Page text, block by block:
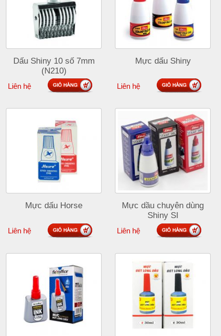
Dấu Shiny 10 số 7mm
(N210)
Liên hệ
Mực dấu Shiny
Liên hệ
Mực dấu Horse
Liên hệ
Mực dầu chuyên dùng
Shiny SI
Liên hệ